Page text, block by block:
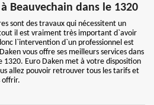
Beauvechain dans le 1320
sont des travaux qui nécessitent un
il est vraiment très important d`avoir
l`intervention d`un professionnel est
vous offre ses meilleurs services dans
1320. Euro Daken met à votre disposition
allez pouvoir retrouver tous les tarifs et
offrir.